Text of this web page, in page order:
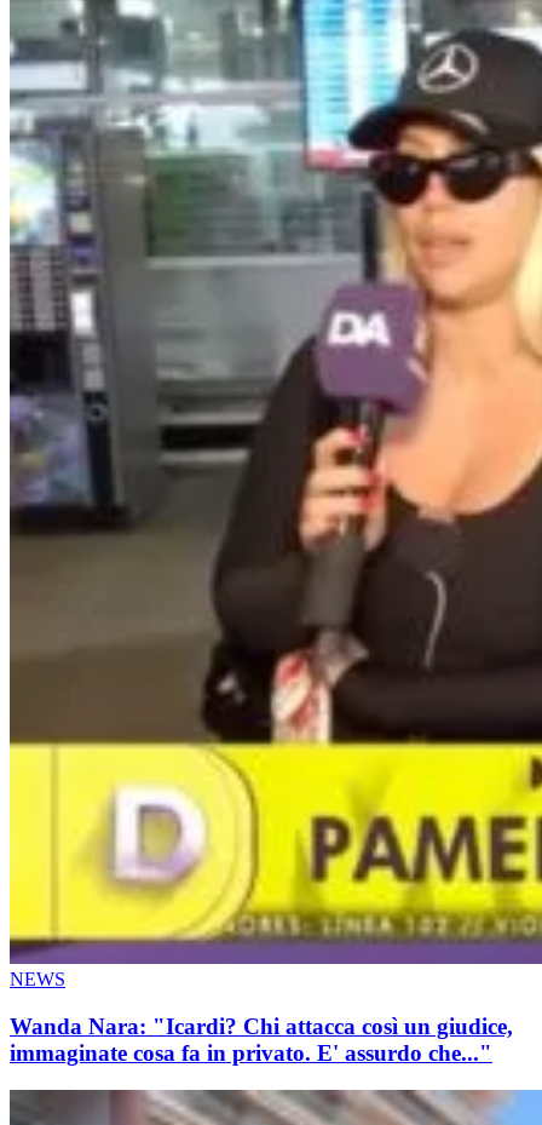
NEWS
Wanda Nara: "Icardi? Chi attacca così un giudice,
immaginate cosa fa in privato. E' assurdo che..."